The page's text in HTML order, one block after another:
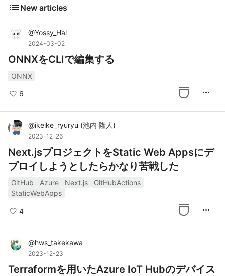
list New articles
@Yossy_Hal
2024-03-02
ONNXをCLIで編集する
ONNX
6 more_horiz
@ikeike_ryuryu (池内 隆人)
2023-12-26
Next.jsプロジェクトをStatic Web Appsにデ
プロイしようとしたらかなり苦戦した
GitHub Azure Next.js
GitHubActions
StaticWebApps
4 more_horiz
@hws_takekawa
2023-12-23
Terraformを用いたAzure IoT Hubのデバイス